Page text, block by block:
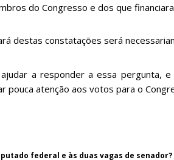
do Congresso e dos que
destas constatações será
a responder a essa pergunta,
pouca atenção aos votos para o
federal e às duas vagas de senador?